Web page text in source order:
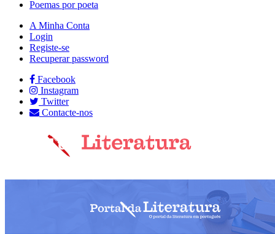
Poemas por poeta
A Minha Conta
Login
Registe-se
Recuperar password
Facebook
Instagram
Twitter
Contacte-nos